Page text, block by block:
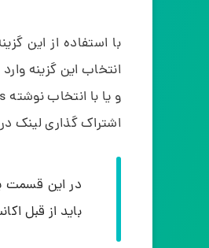
با استفاده از این
انتخاب این گزینه
اشتراک گذاری لینک
در این قسمت
باید از قبل